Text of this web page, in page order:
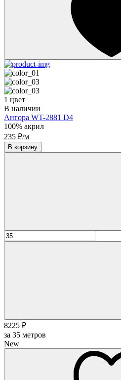
1 цвет
В наличии
Ангора WT-2881 D4
100% акрил
235 ₽/м
В корзину
8225 ₽
за 35 метров
New